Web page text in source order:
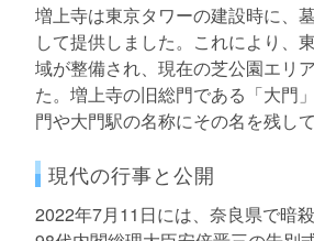
増上寺は東京タワーの建設時に、
して提供しました。これにより、
域が整備され、現在の芝公園エリ
た。増上寺の旧総門である「大門
門や大門駅の名称にその名を残して
現代の行事と公開
2022年7月11日には、奈良県で暗